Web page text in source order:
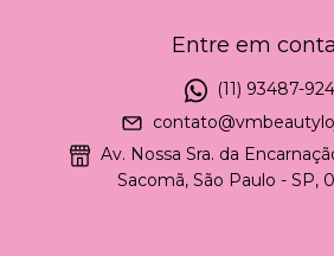
Entre em
(11) 93487-
Av. Nossa Sra. da
Sacomã, São Paulo - SP,